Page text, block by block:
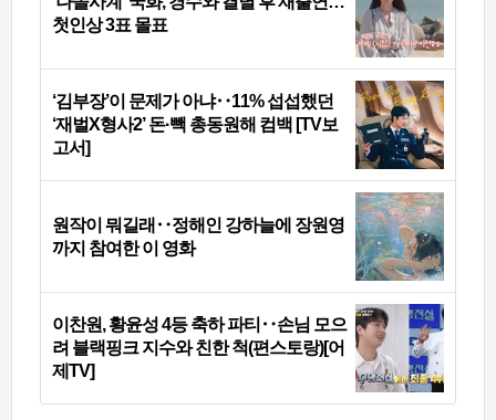
첫인상 3표 몰표
‘김부장’이 문제가 아냐‥11% 섭섭했던
‘재벌X형사2’ 돈·빽 총동원해 컴백 [TV보
고서]
원작이 뭐길래‥정해인 강하늘에 장원영
까지 참여한 이 영화
이찬원, 황윤성 4등 축하 파티‥손님 모으
려 블랙핑크 지수와 친한 척(편스토랑)[어
제TV]